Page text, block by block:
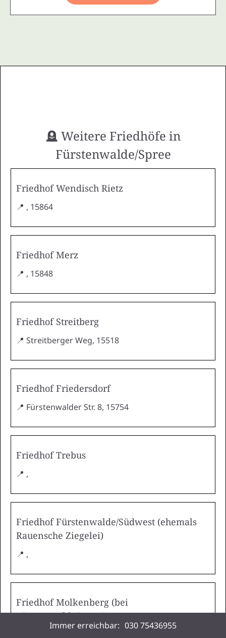
🪦 Weitere Friedhöfe in
Fürstenwalde/Spree
Friedhof Wendisch Rietz
📍 , 15864
Friedhof Merz
📍 , 15848
Friedhof Streitberg
📍 Streitberger Weg, 15518
Friedhof Friedersdorf
📍 Fürstenwalder Str. 8, 15754
Friedhof Trebus
📍 ,
Friedhof Fürstenwalde/Südwest (ehemals
Rauensche Ziegelei)
📍 ,
Friedhof Molkenberg (bei
Fürstenwalde/Spree)
Immer erreichbar: 030 75436955